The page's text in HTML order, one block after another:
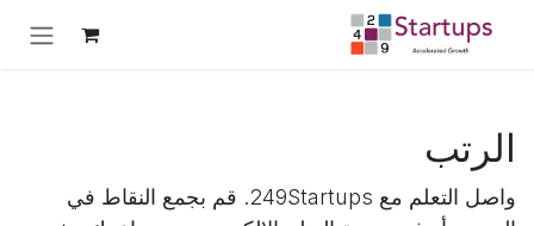
تخطي للذهاب إلى المحتوى
الرتب
واصل التعلم مع 249Startups. قم بجمع النقاط في